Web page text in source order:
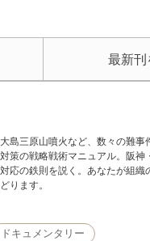
最新刊
島三原山噴火など、数々の難
策の戦略戦術マニュアル。阪
応の鉄則を説く。あなたが組
ります。
ドキュメンタリー